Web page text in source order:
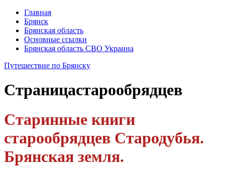
Главная
Брянск
Брянская область
Основные ссылки
Брянская область СВО Украина
Путешествие по Брянску
Страницастарообрядцев
Старинные книги
старообрядцев Стародубья.
Брянская земля.